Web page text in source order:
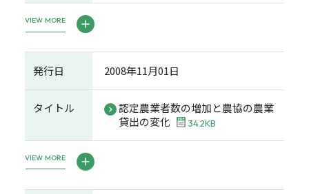
VIEW MORE
発行日 2008年11月01日
タイトル
認定農業者数の増加と農協の農業
貸出の変化
34.2KB
VIEW MORE